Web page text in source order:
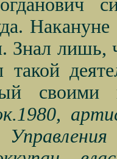
Знал
своими